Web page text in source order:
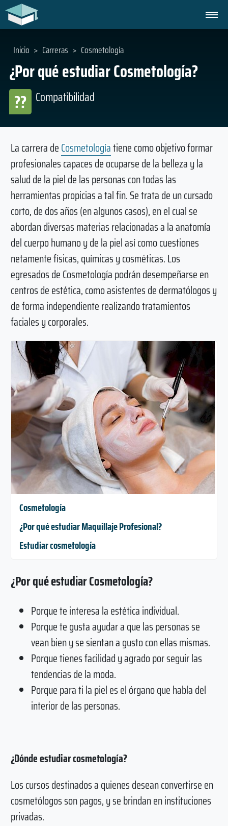
¿Por qué estudiar Cosmetología?
Compatibilidad
??
Inicio > Carreras > Cosmetología
La carrera deCosmetologíatiene como objetivo formar
profesionales capaces de ocuparse de la belleza y la
salud de la piel de las personas con todas las
herramientas propicias a tal fin. Se trata de un cursado
corto, de dos años (en algunos casos), en el cual se
abordan diversas materias relacionadas a la anatomía
del cuerpo humano y de la piel así como cuestiones
netamente físicas, químicas y cosméticas. Los
egresados de Cosmetología podrán desempeñarse en
centros de estética, como asistentes de dermatólogos y
de forma independiente realizando tratamientos
faciales y corporales.
Cosmetología
¿Por qué estudiar Maquillaje Profesional?
Estudiar cosmetología
¿Por qué estudiar Cosmetología?
Porque te interesa la estética individual.
Porque te gusta ayudar a que las personas se
vean bien y se sientan a gusto con ellas mismas.
Porque tienes facilidad y agrado por seguir las
tendencias de la moda.
Porque para ti la piel es el órgano que habla del
interior de las personas.
¿Dónde estudiar cosmetología?
Los cursos destinados a quienes desean convertirse en
cosmetólogos son pagos, y se brindan en instituciones
privadas.